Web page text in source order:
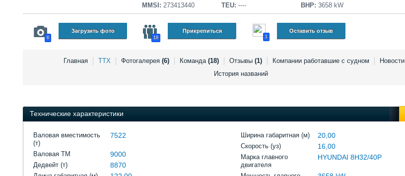
Журнал
Реклама
MMSI: 273413440
TEU: ----
BHP: 3658 kW
6
Загрузить фото
18
Прикрепиться
1
Оставить отзыв
Главная ТТХ Фотогалерея (6) Команда (18) Отзывы (1) Компании работавшие с судном Новости
История названий
Технические характеристики
Валовая вместимость
(т)
7522
Валовая ТМ 9000
Дедвейт (т) 8870
Ширина габаритная (м) 20,00
Скорость (уз) 16,00
Марка главного
двигателя
HYUNDAI 8H32/40P